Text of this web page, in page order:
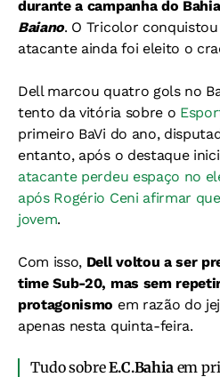
durante a campanha do
Baiano. O Tricolor
atacante ainda foi eleito o
Dell marcou quatro gols no
tento da vitória sobre o
primeiro BaVi do ano,
entanto, após o destaque
atacante perdeu espaço no
após Rogério Ceni afirmar
jovem.
Com isso, Dell voltou a ser
time Sub-20, mas sem
protagonismo em razão do
apenas nesta quinta-feira.
Tudo sobreE.C.Bahia em